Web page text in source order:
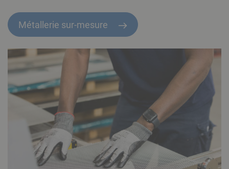
Métallerie sur-mesure